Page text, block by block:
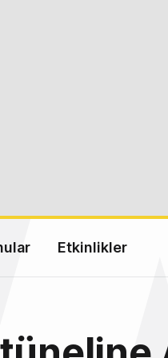
Etkinlikler